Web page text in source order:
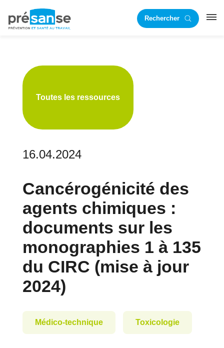
principale
RechercherRST
Toutes les ressources
16.04.2024
Cancérogénicité des
agents chimiques :
documents sur les
monographies 1 à 135
du CIRC (mise à jour
2024)
Médico-technique Toxicologie